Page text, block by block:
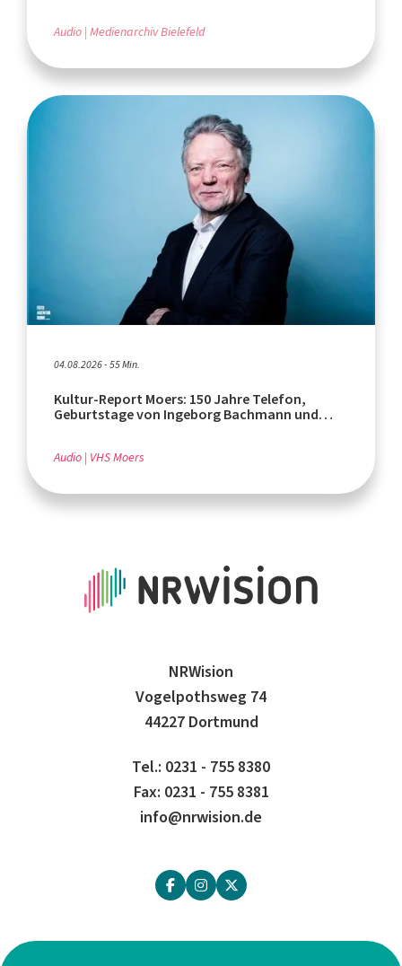
Audio Medienarchiv Bielefeld
04.08.2026 - 55 Min.
Kultur-Report Moers: 150 Jahre Telefon,
Geburtstage von Ingeborg Bachmann und
Audio VHS Moers
NRWision
Vogelpothsweg 74
44227 Dortmund
Tel.: 0231 - 755 8380
Fax: 0231 - 755 8381
info@nrwision.de